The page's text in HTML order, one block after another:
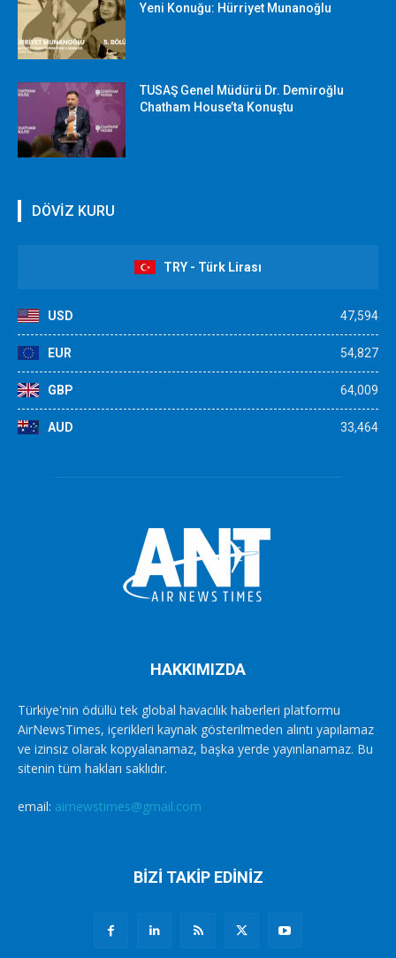
Yeni Konuğu: Hürriyet Munanoğlu
TUSAŞ Genel Müdürü Dr. Demiroğlu
Chatham House’ta Konuştu
DÖVİZ KURU
TRY - Türk Lirası
USD 47,594
EUR 54,827
GBP 64,009
AUD 33,464
HAKKIMIZDA
Türkiye'nin ödüllü tek global havacılık haberleri platformu
AirNewsTimes, içerikleri kaynak gösterilmeden alıntı yapılamaz
ve izinsiz olarak kopyalanamaz, başka yerde yayınlanamaz. Bu
sitenin tüm hakları saklıdır.
email: airnewstimes@gmail.com
BİZİ TAKİP EDİNİZ